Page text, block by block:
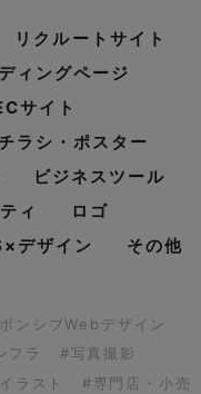
リクルートサイト
ィングページ
サイト
ラシ・ポスター
ビジネスツール
ィ
ロゴ
デザイン
その他
ンシブWebデザイン
フラ
#写真撮影
ラスト
#専門店・小売